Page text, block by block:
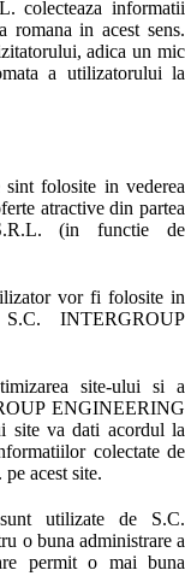
colecteaza informatii
romana in acest sens.
adica un mic
a utilizatorului la
folosite in vederea
atractive din partea
(in functie de
vor fi folosite in
INTERGROUP
site-ului si a
ENGINEERING
site va dati acordul la
colectate de
acest site.
utilizate de S.C.
o buna administrare a
permit o mai buna